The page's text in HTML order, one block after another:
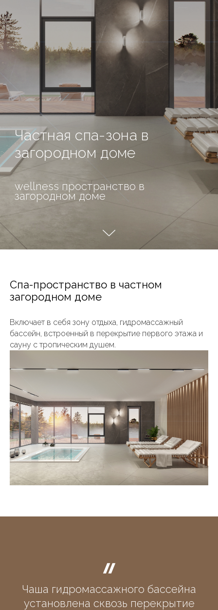
Частная спа-зона в
загородном доме
wellness пространство в
загородном доме
Спа-пространство в частном
загородном доме
Включает в себя зону отдыха, гидромассажный
бассейн, встроенный в перекрытие первого этажа и
сауну с тропическим душем.
Чаша гидромассажного бассейна
установлена сквозь перекрытие